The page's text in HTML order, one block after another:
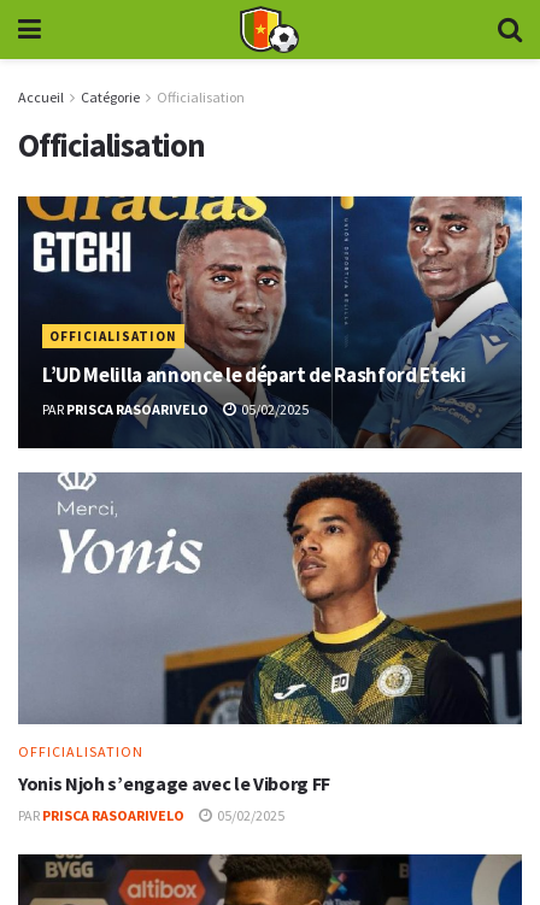
Accueil Catégorie Officialisation
Officialisation
OFFICIALISATION
L’UD Melilla annonce le départ de Rashford Eteki
PAR PRISCA RASOARIVELO 05/02/2025
OFFICIALISATION
Yonis Njoh s’engage avec le Viborg FF
PAR PRISCA RASOARIVELO 05/02/2025